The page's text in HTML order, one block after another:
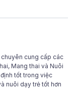
cung cấp các
Mang thai và Nuôi
tốt trong việc
nuôi dạy trẻ tốt hơn